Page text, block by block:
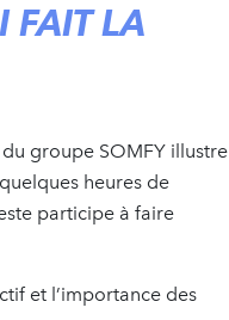
FAIT LA
groupe SOMFY illustre
heures de
participe à faire
et l’importance des